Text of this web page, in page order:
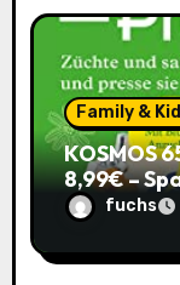
Family &
KOSMOS
8,99€ –
altenfuchs